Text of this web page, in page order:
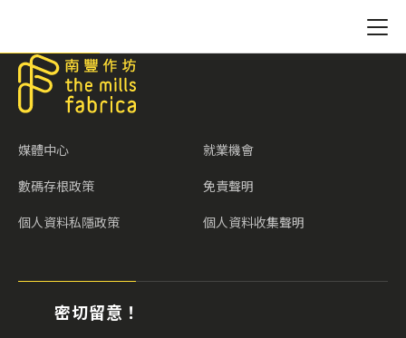
媒體中心 就業機會
數碼存根政策 免責聲明
個人資料私隱政策 個人資料收集聲明
密切留意！